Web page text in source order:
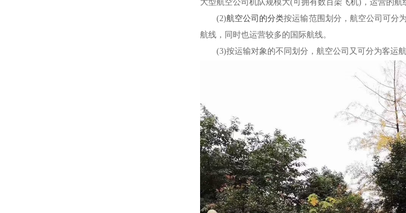
大型航空公司机队规模大(可拥有数百架飞机) ，运营的航
(2)航空公司的分类按运输范围划分，航空公司可分
航线，同时也运营较多的国际航线。
(3)按运输对象的不同划分，航空公司又可分为客运